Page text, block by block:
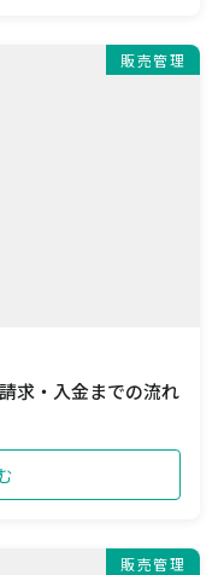
販売管理
求・入金までの流れ
販売管理